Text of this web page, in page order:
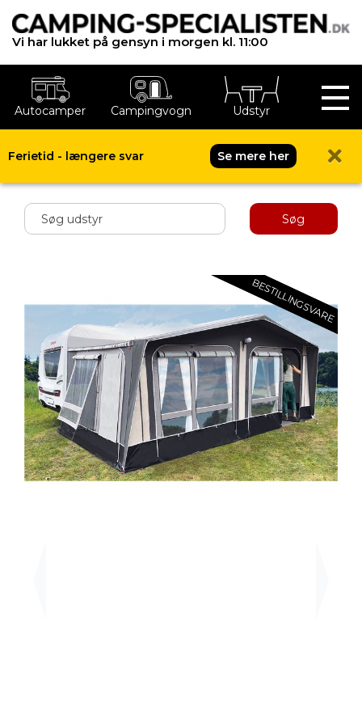
Vi har lukket på gensyn i morgen kl. 11:00
Autocamper Campingvogn Udstyr
Ferietid - længere svar
Se mere her
Søg
BESTILLINGSVARE
BESTILLINGSVARE